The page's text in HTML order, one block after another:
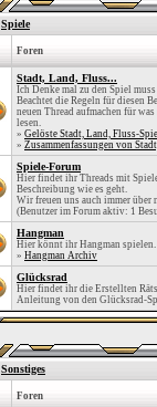
Spiele
Foren
Stadt, Land, Fluss...
Ich Denke mal zu den Spiel
Beachtet die Regeln für diesen
neuen Thread aufmachen für
lesen.
» Gelöste Stadt, Land, Fluss-
» Zusammenfassungen von
Spiele-Forum
Hier findet ihr Threads mit
Beschreibung wie es geht.
Wir freuen uns auch immer über
(Benutzer im Forum aktiv: 1
Hangman
Hier könnt ihr Hangman spielen.
» Hangman Archiv
Glücksrad
Hier findet ihr die Erstellten
Anleitung von den Glücksrad-
Sonstiges
Foren